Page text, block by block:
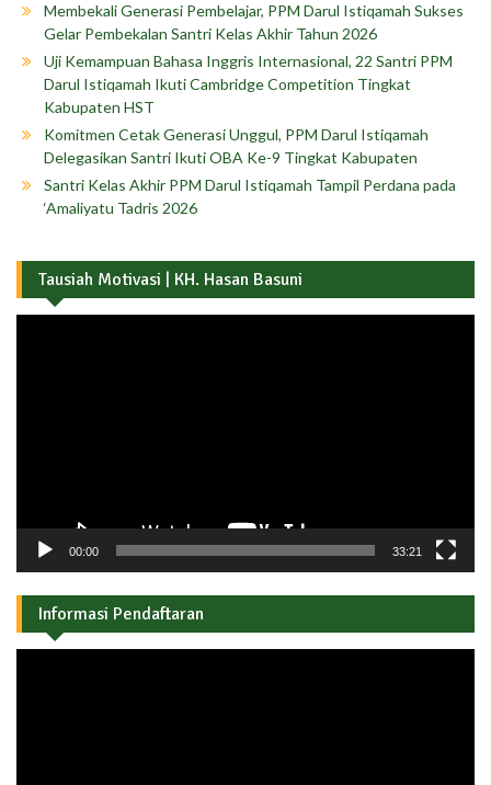
Membekali Generasi Pembelajar, PPM Darul Istiqamah Sukses
Gelar Pembekalan Santri Kelas Akhir Tahun 2026
Uji Kemampuan Bahasa Inggris Internasional, 22 Santri PPM
Darul Istiqamah Ikuti Cambridge Competition Tingkat
Kabupaten HST
Komitmen Cetak Generasi Unggul, PPM Darul Istiqamah
Delegasikan Santri Ikuti OBA Ke-9 Tingkat Kabupaten
Santri Kelas Akhir PPM Darul Istiqamah Tampil Perdana pada
‘Amaliyatu Tadris 2026
Tausiah Motivasi | KH. Hasan Basuni
00:00 33:21
Informasi Pendaftaran